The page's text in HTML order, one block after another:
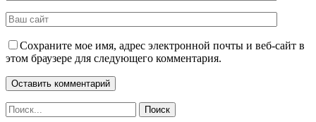
Сохраните мое имя, адрес электронной почты и веб-сайт в
этом браузере для следующего комментария.